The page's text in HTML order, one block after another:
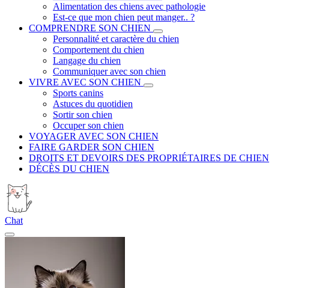
Alimentation des chiens avec pathologie
Est-ce que mon chien peut manger.. ?
COMPRENDRE SON CHIEN
Personnalité et caractère du chien
Comportement du chien
Langage du chien
Communiquer avec son chien
VIVRE AVEC SON CHIEN
Sports canins
Astuces du quotidien
Sortir son chien
Occuper son chien
VOYAGER AVEC SON CHIEN
FAIRE GARDER SON CHIEN
DROITS ET DEVOIRS DES PROPRIÉTAIRES DE CHIEN
DÉCÈS DU CHIEN
Chat